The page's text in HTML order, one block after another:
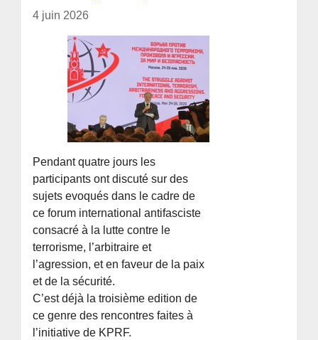
4 juin 2026
Pendant quatre jours les
participants ont discuté sur des
sujets evoqués dans le cadre de
ce forum international antifasciste
consacré à la lutte contre le
terrorisme, l’arbitraire et
l’agression, et en faveur de la paix
et de la sécurité.
C’est déjà la troisième edition de
ce genre des rencontres faites à
l’initiative de KPRF.